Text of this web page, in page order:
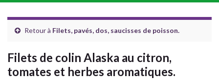
Retour à Filets, pavés, dos, saucisses de poisson.
Filets de colin Alaska au citron,
tomates et herbes aromatiques.